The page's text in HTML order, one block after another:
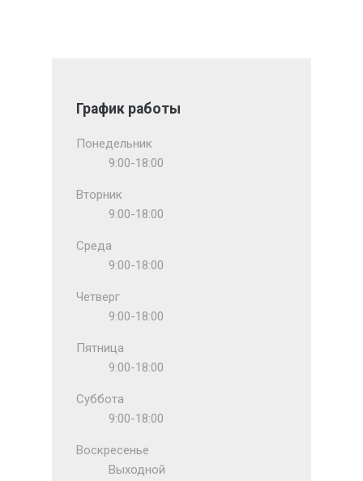
График работы
Понедельник
9:00-18:00
Вторник
9:00-18:00
Среда
9:00-18:00
Четверг
9:00-18:00
Пятница
9:00-18:00
Суббота
9:00-18:00
Воскресенье
Выходной